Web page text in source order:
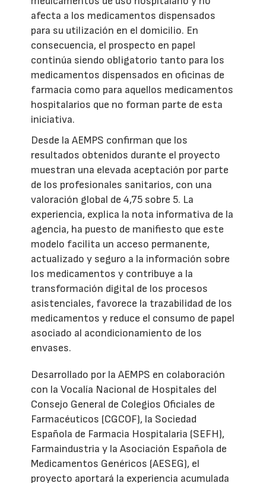
afecta a los medicamentos dispensados
para su utilización en el domicilio. En
consecuencia, el prospecto en papel
continúa siendo obligatorio tanto para los
medicamentos dispensados en oficinas de
farmacia como para aquellos medicamentos
hospitalarios que no forman parte de esta
iniciativa.
Desde la AEMPS confirman que los
resultados obtenidos durante el proyecto
muestran una elevada aceptación por parte
de los profesionales sanitarios, con una
valoración global de 4,75 sobre 5. La
experiencia, explica la nota informativa de la
agencia, ha puesto de manifiesto que este
modelo facilita un acceso permanente,
actualizado y seguro a la información sobre
los medicamentos y contribuye a la
transformación digital de los procesos
asistenciales, favorece la trazabilidad de los
medicamentos y reduce el consumo de papel
asociado al acondicionamiento de los
envases.
Desarrollado por la AEMPS en colaboración
con la Vocalía Nacional de Hospitales del
Consejo General de Colegios Oficiales de
Farmacéuticos (CGCOF), la Sociedad
Española de Farmacia Hospitalaria (SEFH),
Farmaindustria y la Asociación Española de
Medicamentos Genéricos (AESEG), el
proyecto aportará la experiencia acumulada